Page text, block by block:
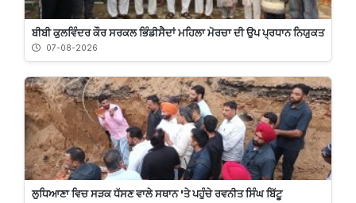
ਬੀਬੀ ਕੁਲਵਿੰਦਰ ਕੌਰ ਸਰਕਲ ਭਿੰਡੀਸੈਦਾਂ ਮਹਿਲਾ ਮੋਰਚਾ ਦੀ ਉਪ ਪ੍ਰਧਾਨ ਨਿਯੁਕਤ
07-08-2026
ਲੁਧਿਆਣਾ ਵਿਚ ਸੜਕ ਧੱਸਣ ਵਾਲੇ ਸਥਾਨ 'ਤੇ ਪਹੁੰਚੇ ਰਵਨੀਤ ਸਿੰਘ ਬਿੱਟੂ